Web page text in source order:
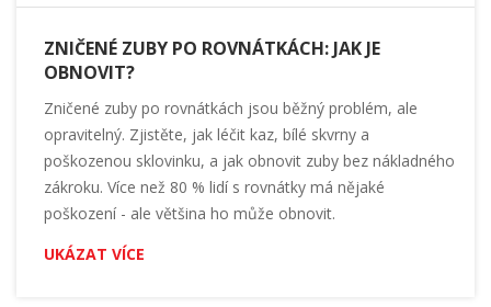
ZNIČENÉ ZUBY PO ROVNÁTKÁCH: JAK JE
OBNOVIT?
Zničené zuby po rovnátkách jsou běžný problém, ale
opravitelný. Zjistěte, jak léčit kaz, bílé skvrny a
poškozenou sklovinku, a jak obnovit zuby bez nákladného
zákroku. Více než 80 % lidí s rovnátky má nějaké
poškození - ale většina ho může obnovit.
UKÁZAT VÍCE